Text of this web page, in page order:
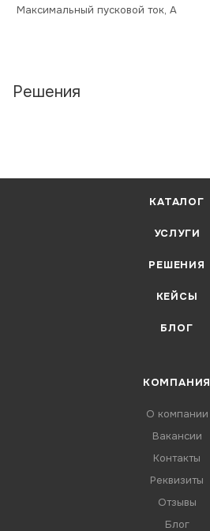
Максимальный пусковой ток, А
Решения
КАТАЛОГ
УСЛУГИ
РЕШЕНИЯ
КЕЙСЫ
БЛОГ
КОМПАНИЯ
О компании
Вакансии
Контакты
Реквизиты
Отзывы
Блог